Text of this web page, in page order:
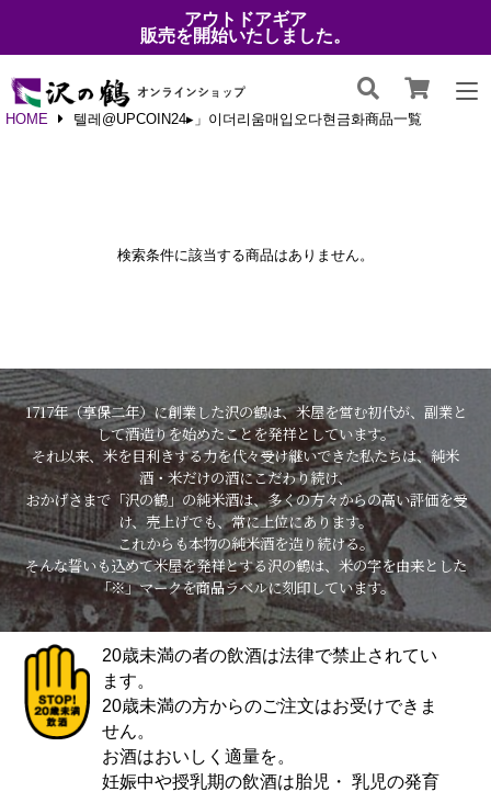
アウトドアギア
販売を開始いたしました。
HOME 텔레@UPCOIN24▸」이더리움매입오다현금화商品一覧
検索条件に該当する商品はありません。
1717年（享保二年）に創業した沢の鶴は、米屋を営む初代が、副業と
して酒造りを始めたことを発祥としています。
それ以来、米を目利きする力を代々受け継いできた私たちは、純米
酒・米だけの酒にこだわり続け、
おかげさまで「沢の鶴」の純米酒は、多くの方々からの高い評価を受
け、売上げでも、常に上位にあります。
これからも本物の純米酒を造り続ける。
そんな誓いも込めて米屋を発祥とする沢の鶴は、米の字を由来とした
「※」マークを商品ラベルに刻印しています。
20歳未満の者の飲酒は法律で禁止されてい
ます。
20歳未満の方からのご注文はお受けできま
せん。
お酒はおいしく適量を。
妊娠中や授乳期の飲酒は胎児・ 乳児の発育